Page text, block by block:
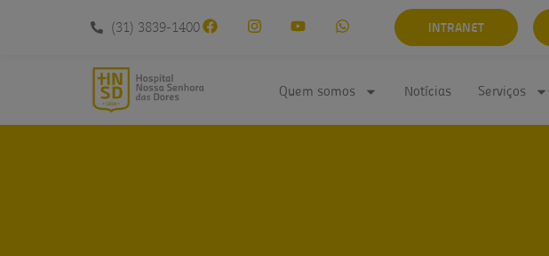
(31) 3839-1400 INTRANET
Quem somos Notícias Serviços